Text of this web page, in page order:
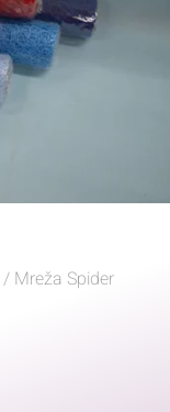
/ Mreža Spider